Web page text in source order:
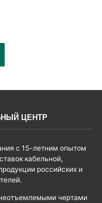
ЦЕНТР
с 15-летним опытом
кабельной,
российских и
чертами